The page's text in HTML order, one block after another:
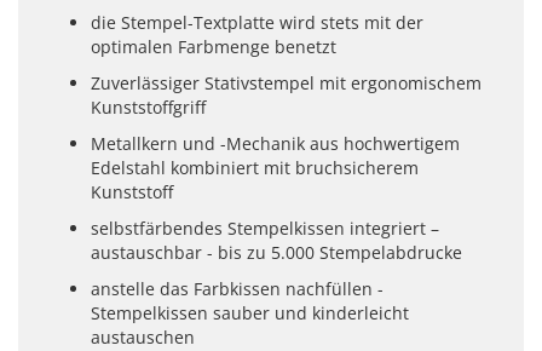
die Stempel-Textplatte wird stets mit der
optimalen Farbmenge benetzt
Zuverlässiger Stativstempel mit ergonomischem
Kunststoffgriff
Metallkern und -Mechanik aus hochwertigem
Edelstahl kombiniert mit bruchsicherem
Kunststoff
selbstfärbendes Stempelkissen integriert –
austauschbar - bis zu 5.000 Stempelabdrucke
anstelle das Farbkissen nachfüllen -
Stempelkissen sauber und kinderleicht
austauschen